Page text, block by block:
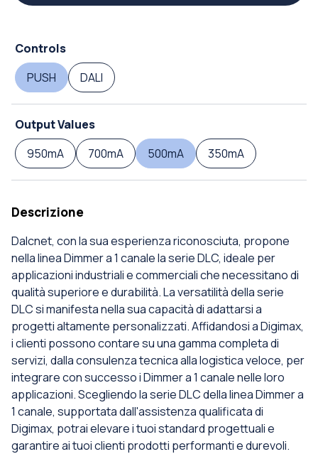
Controls
PUSH
DALI
Output Values
950mA
700mA 500mA 350mA
Descrizione
Dalcnet, con la sua esperienza riconosciuta, propone
nella linea Dimmer a 1 canale la serie DLC, ideale per
applicazioni industriali e commerciali che necessitano di
qualità superiore e durabilità. La versatilità della serie
DLC si manifesta nella sua capacità di adattarsi a
progetti altamente personalizzati. Affidandosi a Digimax,
i clienti possono contare su una gamma completa di
servizi, dalla consulenza tecnica alla logistica veloce, per
integrare con successo i Dimmer a 1 canale nelle loro
applicazioni. Scegliendo la serie DLC della linea Dimmer a
1 canale, supportata dall'assistenza qualificata di
Digimax, potrai elevare i tuoi standard progettuali e
garantire ai tuoi clienti prodotti performanti e durevoli.